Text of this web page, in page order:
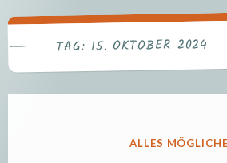
TAG: 15. OKTOBER 2024
VERÖFFENTLICHT
ALLES MÖGLICHE